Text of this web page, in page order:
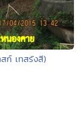
ก์ เทสรังสี)